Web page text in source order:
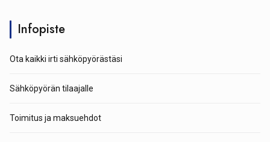
Infopiste
Ota kaikki irti sähköpyörästäsi
Sähköpyörän tilaajalle
Toimitus ja maksuehdot